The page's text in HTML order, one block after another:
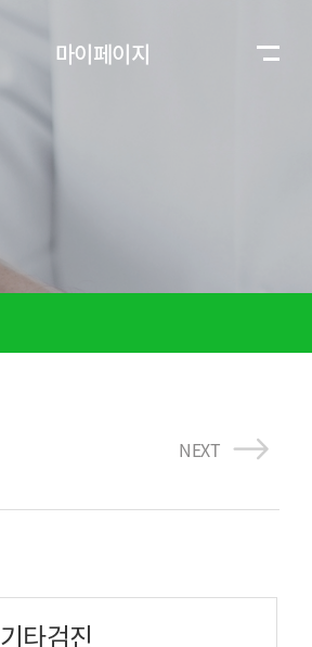
마이페이지
NEXT
기타검진